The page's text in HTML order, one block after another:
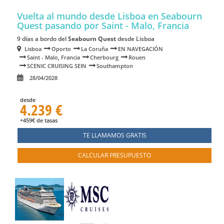
Vuelta al mundo desde Lisboa en Seabourn
Quest pasando por Saint - Malo, Francia
9 días a bordo delSeabourn Questdesde Lisboa
Lisboa Oporto La Coruña
EN NAVEGACIÓN
Saint - Malo, Francia
Cherbourg
Rouen
SCENIC CRUISING SEIN
Southampton
28/04/2028
desde
4.239 €
+459€ de tasas
TE LLAMAMOS GRATIS
CALCULAR PRESUPUESTO